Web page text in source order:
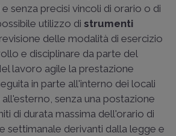
senza precisi vincoli di orario o di
utilizzo di strumenti
delle modalità di esercizio
e disciplinare da parte del
lavoro agile la prestazione
in parte all'interno dei locali
senza una postazione
di durata massima dell'orario di
settimanale derivanti dalla legge e